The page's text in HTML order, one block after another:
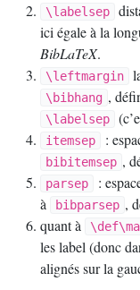
\labelsep
ici égale à la
BibLaTeX.
\leftmargin
\bibhang ,
\labelsep
itemsep :
bibitemsep ,
parsep
:
à
bibparsep ,
quant à
les label (donc
alignés sur la